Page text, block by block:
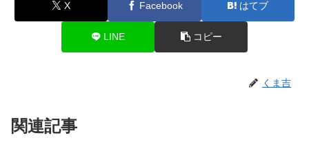
X Facebook はてブ
LINE コピー
くま吉
関連記事